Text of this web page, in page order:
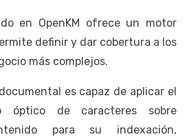
en OpenKM ofrece un motor
definir y dar cobertura a los
más complejos.
es capaz de aplicar el
óptico de caracteres sobre
para su indexación,